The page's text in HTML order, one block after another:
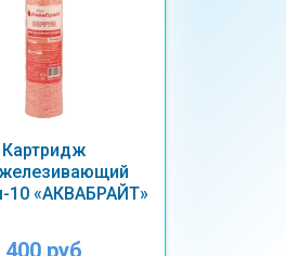
Картридж
10 «АКВАБРАЙТ»
400 руб